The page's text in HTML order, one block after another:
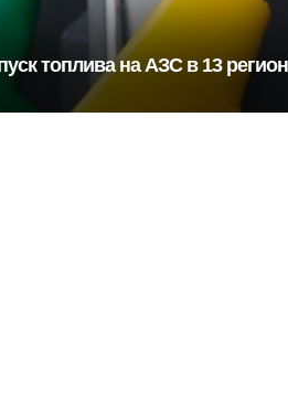
топлива на АЗС в 13